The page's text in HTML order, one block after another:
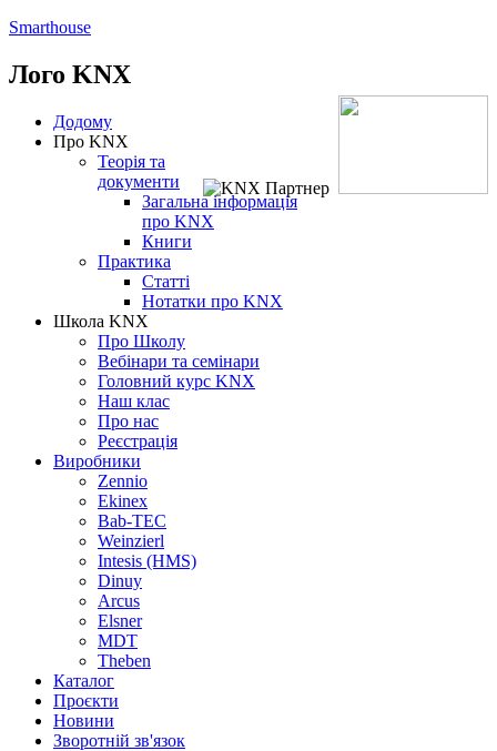
Smarthouse
Лого KNX
Додому
Про KNX
Теорія та
документи
Загальна інформація
про KNX
Книги
Практика
Статті
Нотатки про KNХ
Школа KNX
Про Школу
Вебінари та семінари
Головний курс KNX
Наш клас
Про нас
Реєстрація
Виробники
Zennio
Ekinex
Bab-TEC
Weinzierl
Intesis (HMS)
Dinuy
Arcus
Elsner
MDT
Theben
Каталог
Проєкти
Новини
Зворотній зв'язок